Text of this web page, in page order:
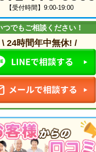
【受付時間】9:00-19:00
つでもご相談ください！
\ 24時間年中無休! /